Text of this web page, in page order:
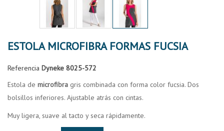
ESTOLA MICROFIBRA FORMAS FUCSIA
Referencia Dyneke 8025-572
Estola de microfibra gris combinada con forma color fucsia. Dos
bolsillos inferiores. Ajustable atrás con cintas.
Muy ligera, suave al tacto y seca rápidamente.